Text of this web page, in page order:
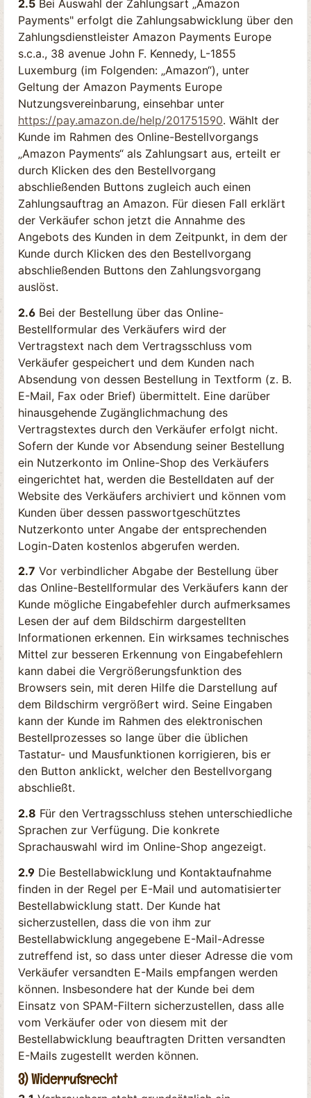
2.5 Bei Auswahl der Zahlungsart „Amazon
Payments" erfolgt die Zahlungsabwicklung über den
Zahlungsdienstleister Amazon Payments Europe
s.c.a., 38 avenue John F. Kennedy, L-1855
Luxemburg (im Folgenden: „Amazon“), unter
Geltung der Amazon Payments Europe
Nutzungsvereinbarung, einsehbar unter
https://pay.amazon.de/help/201751590. Wählt der
Kunde im Rahmen des Online-Bestellvorgangs
„Amazon Payments“ als Zahlungsart aus, erteilt er
durch Klicken des den Bestellvorgang
abschließenden Buttons zugleich auch einen
Zahlungsauftrag an Amazon. Für diesen Fall erklärt
der Verkäufer schon jetzt die Annahme des
Angebots des Kunden in dem Zeitpunkt, in dem der
Kunde durch Klicken des den Bestellvorgang
abschließenden Buttons den Zahlungsvorgang
auslöst.
2.6 Bei der Bestellung über das Online-
Bestellformular des Verkäufers wird der
Vertragstext nach dem Vertragsschluss vom
Verkäufer gespeichert und dem Kunden nach
Absendung von dessen Bestellung in Textform (z. B.
E-Mail, Fax oder Brief) übermittelt. Eine darüber
hinausgehende Zugänglichmachung des
Vertragstextes durch den Verkäufer erfolgt nicht.
Sofern der Kunde vor Absendung seiner Bestellung
ein Nutzerkonto im Online-Shop des Verkäufers
eingerichtet hat, werden die Bestelldaten auf der
Website des Verkäufers archiviert und können vom
Kunden über dessen passwortgeschütztes
Nutzerkonto unter Angabe der entsprechenden
Login-Daten kostenlos abgerufen werden.
2.7 Vor verbindlicher Abgabe der Bestellung über
das Online-Bestellformular des Verkäufers kann der
Kunde mögliche Eingabefehler durch aufmerksames
Lesen der auf dem Bildschirm dargestellten
Informationen erkennen. Ein wirksames technisches
Mittel zur besseren Erkennung von Eingabefehlern
kann dabei die Vergrößerungsfunktion des
Browsers sein, mit deren Hilfe die Darstellung auf
dem Bildschirm vergrößert wird. Seine Eingaben
kann der Kunde im Rahmen des elektronischen
Bestellprozesses so lange über die üblichen
Tastatur- und Mausfunktionen korrigieren, bis er
den Button anklickt, welcher den Bestellvorgang
abschließt.
2.8 Für den Vertragsschluss stehen unterschiedliche
Sprachen zur Verfügung. Die konkrete
Sprachauswahl wird im Online-Shop angezeigt.
2.9 Die Bestellabwicklung und Kontaktaufnahme
finden in der Regel per E-Mail und automatisierter
Bestellabwicklung statt. Der Kunde hat
sicherzustellen, dass die von ihm zur
Bestellabwicklung angegebene E-Mail-Adresse
zutreffend ist, so dass unter dieser Adresse die vom
Verkäufer versandten E-Mails empfangen werden
können. Insbesondere hat der Kunde bei dem
Einsatz von SPAM-Filtern sicherzustellen, dass alle
vom Verkäufer oder von diesem mit der
Bestellabwicklung beauftragten Dritten versandten
E-Mails zugestellt werden können.
3) Widerrufsrecht